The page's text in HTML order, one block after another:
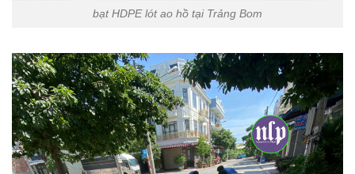
bạt HDPE lót ao hồ tại Trảng Bom